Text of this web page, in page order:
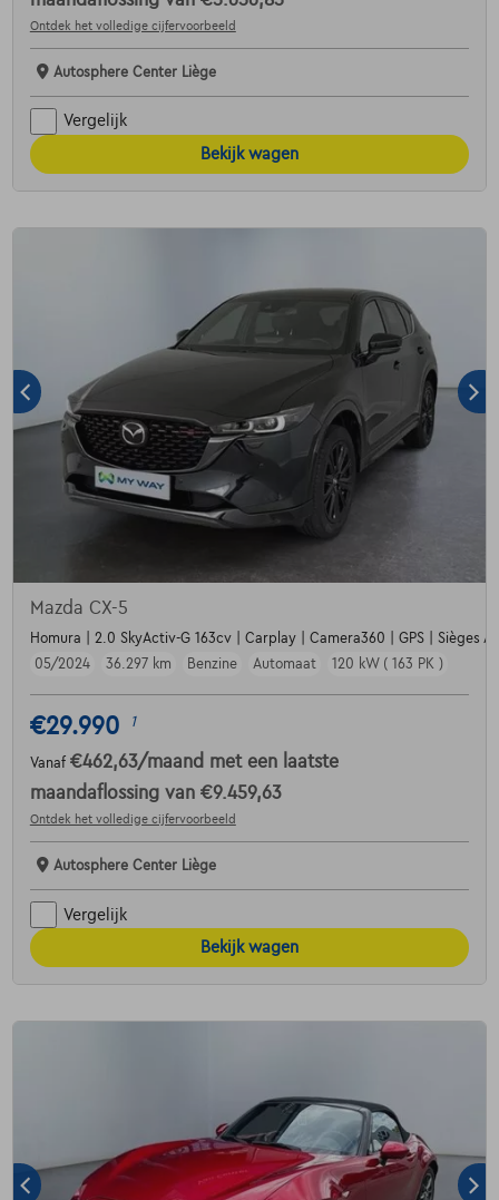
Ontdek het volledige cijfervoorbeeld
Autosphere Center Liège
Vergelijk
Bekijk wagen
Mazda CX-5
Homura | 2.0 SkyActiv-G 163cv | Carplay | Camera360 | GPS | Sièges
05/2024
36.297 km Benzine Automaat 120 kW ( 163 PK )
€29.990 1
Vanaf €462,63/maand met een laatste
maandaflossing van €9.459,63
Ontdek het volledige cijfervoorbeeld
Autosphere Center Liège
Vergelijk
Bekijk wagen